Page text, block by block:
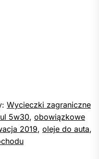
Wycieczki zagraniczne
5w30, obowiązkowe
2019, oleje do auta,